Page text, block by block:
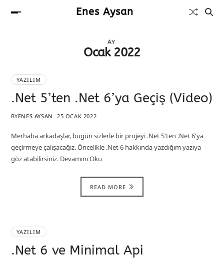
Enes Aysan
AY
Ocak 2022
YAZILIM
.Net 5’ten .Net 6’ya Geçiş (Video)
BYENES AYSAN 25 OCAK 2022
Merhaba arkadaşlar, bugün sizlerle bir projeyi .Net 5'ten .Net 6'ya
geçirmeye çalışacağız. Öncelikle .Net 6 hakkında yazdığım yazıya
göz atabilirsiniz. Devamını Oku
READ MORE
YAZILIM
.Net 6 ve Minimal Api